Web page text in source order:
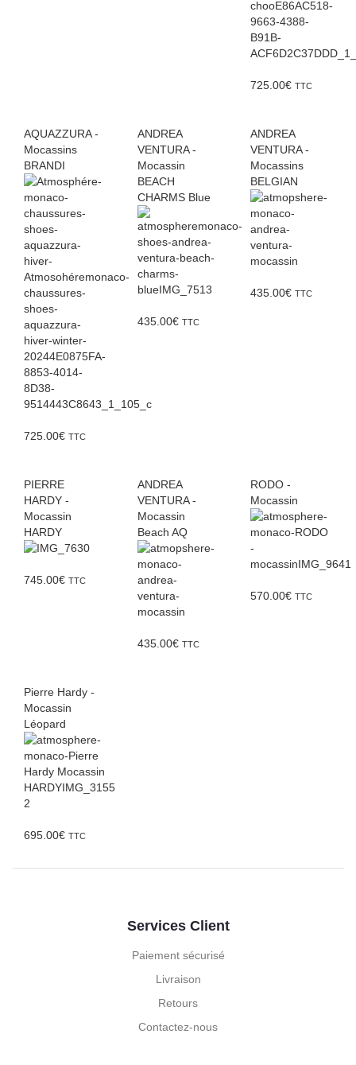
725.00€ TTC
AQUAZZURA -
Mocassins
BRANDI
725.00€ TTC
ANDREA
VENTURA -
Mocassin
BEACH
CHARMS Blue
435.00€ TTC
ANDREA
VENTURA -
Mocassins
BELGIAN
435.00€ TTC
PIERRE
HARDY -
Mocassin
HARDY
745.00€ TTC
ANDREA
VENTURA -
Mocassin
Beach AQ
435.00€ TTC
RODO -
Mocassin
570.00€ TTC
Pierre Hardy -
Mocassin
Léopard
695.00€ TTC
Services Client
Paiement sécurisé
Livraison
Retours
Contactez-nous